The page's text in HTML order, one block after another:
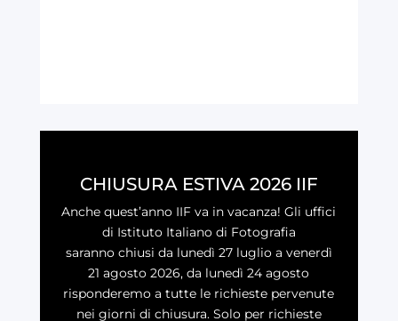
CHIUSURA ESTIVA 2026 IIF
Anche quest’anno IIF va in vacanza! Gli uffici
di Istituto Italiano di Fotografia
saranno chiusi da lunedì 27 luglio a venerdì
21 agosto 2026, da lunedì 24 agosto
risponderemo a tutte le richieste pervenute
nei giorni di chiusura. Solo per richieste